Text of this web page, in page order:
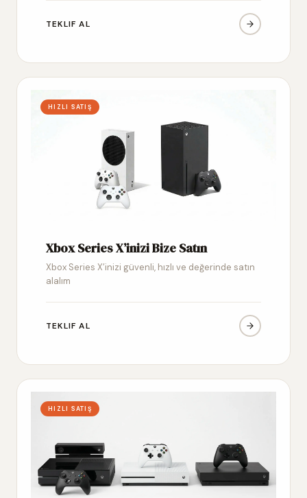
TEKLIF AL
HIZLI SATIŞ
Xbox Series X’inizi Bize Satın
Xbox Series X’inizi güvenli, hızlı ve değerinde satın
alalım
TEKLIF AL
HIZLI SATIŞ